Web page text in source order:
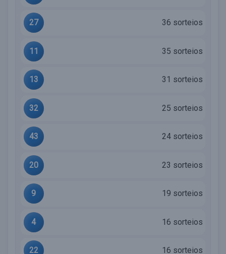
27 36 sorteios
11 35 sorteios
13 31 sorteios
32 25 sorteios
43 24 sorteios
20 23 sorteios
9 19 sorteios
4 16 sorteios
22 16 sorteios